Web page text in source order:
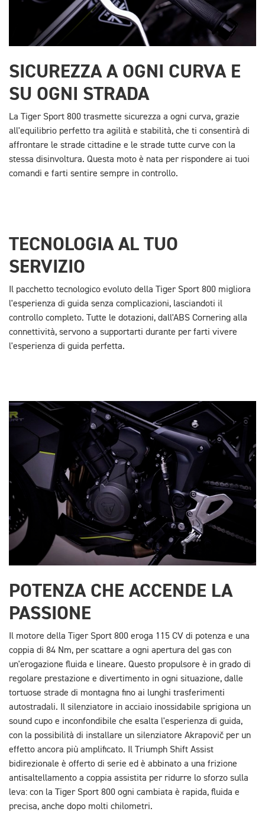
SICUREZZA A OGNI CURVA E
SU OGNI STRADA
La Tiger Sport 800 trasmette sicurezza a ogni curva, grazie
all'equilibrio perfetto tra agilità e stabilità, che ti consentirà di
affrontare le strade cittadine e le strade tutte curve con la
stessa disinvoltura. Questa moto è nata per rispondere ai tuoi
comandi e farti sentire sempre in controllo.
TECNOLOGIA AL TUO
SERVIZIO
Il pacchetto tecnologico evoluto della Tiger Sport 800 migliora
l'esperienza di guida senza complicazioni, lasciandoti il
controllo completo. Tutte le dotazioni, dall'ABS Cornering alla
connettività, servono a supportarti durante per farti vivere
l'esperienza di guida perfetta.
POTENZA CHE ACCENDE LA
PASSIONE
Il motore della Tiger Sport 800 eroga 115 CV di potenza e una
coppia di 84 Nm, per scattare a ogni apertura del gas con
un'erogazione fluida e lineare. Questo propulsore è in grado di
regolare prestazione e divertimento in ogni situazione, dalle
tortuose strade di montagna fino ai lunghi trasferimenti
autostradali. Il silenziatore in acciaio inossidabile sprigiona un
sound cupo e inconfondibile che esalta l'esperienza di guida,
con la possibilità di installare un silenziatore Akrapovič per un
effetto ancora più amplificato. Il Triumph Shift Assist
bidirezionale è offerto di serie ed è abbinato a una frizione
antisaltellamento a coppia assistita per ridurre lo sforzo sulla
leva: con la Tiger Sport 800 ogni cambiata è rapida, fluida e
precisa, anche dopo molti chilometri.